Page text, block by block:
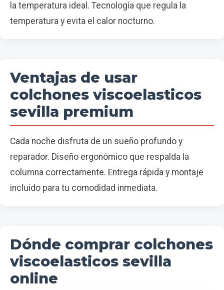
la temperatura ideal. Tecnología que regula la
temperatura y evita el calor nocturno.
Ventajas de usar
colchones viscoelasticos
sevilla premium
Cada noche disfruta de un sueño profundo y
reparador. Diseño ergonómico que respalda la
columna correctamente. Entrega rápida y montaje
incluido para tu comodidad inmediata.
Dónde comprar colchones
viscoelasticos sevilla
online